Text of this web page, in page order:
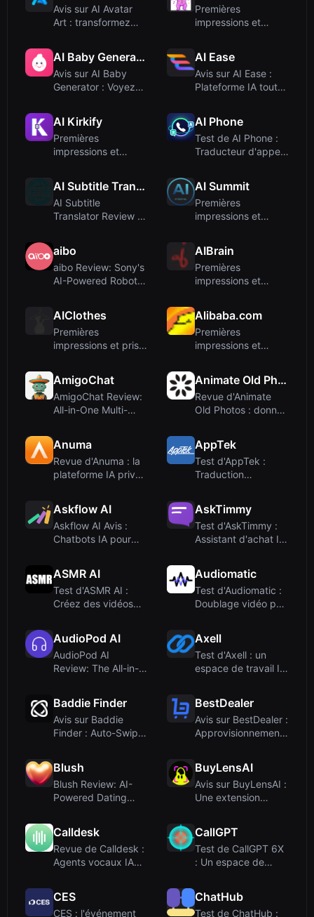
Avis sur AI Avatar
Art : transformez
Premières
impressions et
AI Baby Generator
Avis sur AI Baby
Generator : Voyez
AI Ease
Avis sur AI Ease :
Plateforme IA tout-
AI Kirkify
Premières
impressions et
AI Phone
Test de AI Phone :
Traducteur d'appels
AI Subtitle Translator
AI Subtitle
Translator Review :
AI Summit
Premières
impressions et
aibo
aibo Review: Sony's
AI-Powered Robotic
AIBrain
Premières
impressions et
AIClothes
Premières
impressions et prise
Alibaba.com
Premières
impressions et
AmigoChat
AmigoChat Review:
All-in-One Multi-
Animate Old Photos
Revue d'Animate
Old Photos : donnez
Anuma
Revue d'Anuma : la
plateforme IA privée
AppTek
Test d'AppTek :
Traduction
Askflow AI
Askflow AI Avis :
Chatbots IA pour
AskTimmy
Test d'AskTimmy :
Assistant d'achat IA
ASMR AI
Test d'ASMR AI :
Créez des vidéos
Audiomatic
Test d'Audiomatic :
Doublage vidéo par
AudioPod AI
AudioPod AI
Review: The All-in-
Axell
Test d'Axell : un
espace de travail IA
Baddie Finder
Avis sur Baddie
Finder : Auto-Swipe
BestDealer
Avis sur BestDealer :
Approvisionnement
Blush
Blush Review: AI-
Powered Dating
BuyLensAI
Avis sur BuyLensAI :
Une extension
Calldesk
Revue de Calldesk :
Agents vocaux IA
CallGPT
Test de CallGPT 6X
: Un espace de
CES
CES : l'événement
ChatHub
Test de ChatHub :